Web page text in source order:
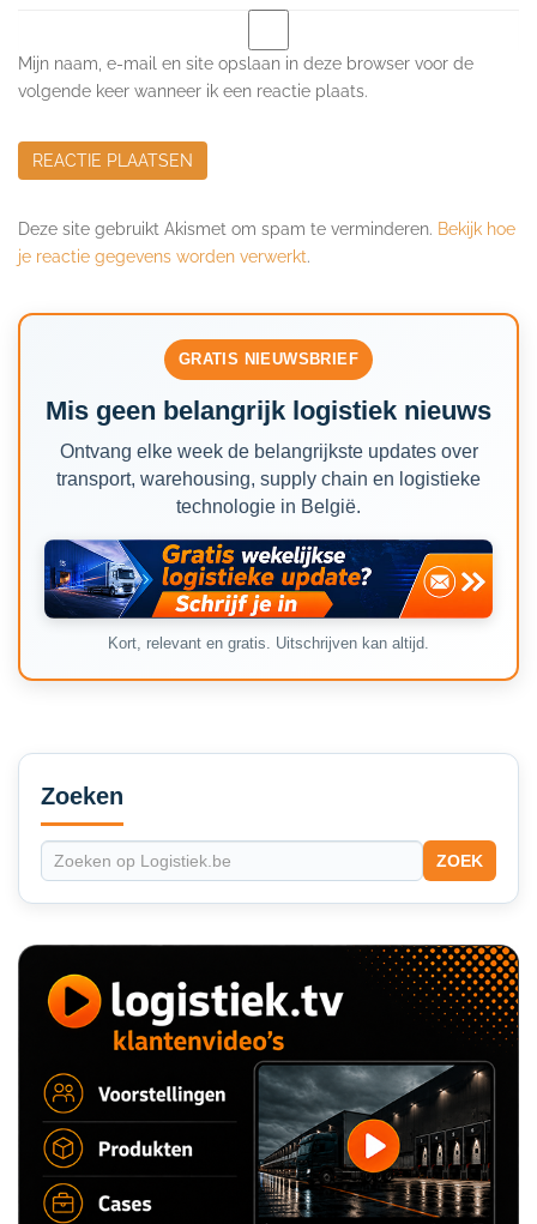
Mijn naam, e-mail en site opslaan in deze browser voor de
volgende keer wanneer ik een reactie plaats.
Deze site gebruikt Akismet om spam te verminderen. Bekijk hoe
je reactie gegevens worden verwerkt.
GRATIS NIEUWSBRIEF
Mis geen belangrijk logistiek nieuws
Ontvang elke week de belangrijkste updates over
transport, warehousing, supply chain en logistieke
technologie in België.
Kort, relevant en gratis. Uitschrijven kan altijd.
Secondary
Sidebar
Zoeken
ZOEK